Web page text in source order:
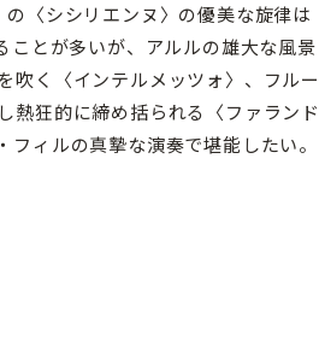
〈シシリエンヌ〉の優美な旋律は
ことが多いが、アルルの雄大な風景
吹く〈インテルメッツォ〉、フルー
熱狂的に締め括られる〈ファランド
ィルの真摯な演奏で堪能したい。